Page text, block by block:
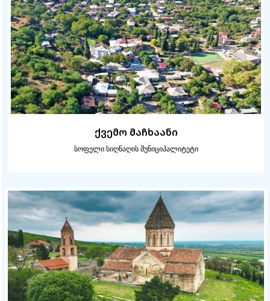
ქვემო მაჩხაანი
სოფელი სიღნაღის მუნიციპალიტეტი